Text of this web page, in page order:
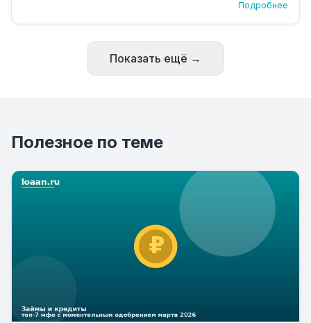
Подробнее
Показать ещё →
Полезное по теме